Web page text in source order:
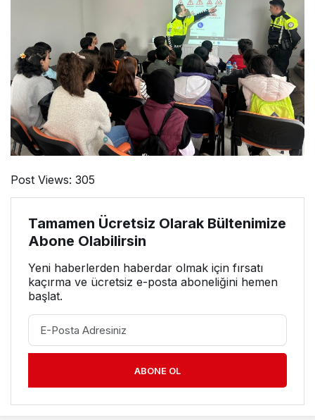
Post Views: 305
Tamamen Ücretsiz Olarak Bültenimize
Abone Olabilirsin
Yeni haberlerden haberdar olmak için fırsatı
kaçırma ve ücretsiz e-posta aboneliğini hemen
başlat.
ABONE OL